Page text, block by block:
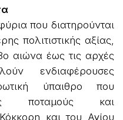
που διατηρούνται
πολιτιστικής αξίας,
αιώνα έως τις αρχές
ενδιαφέρουσες
ύπαιθρο που
ποταμούς και
και του Αγίου